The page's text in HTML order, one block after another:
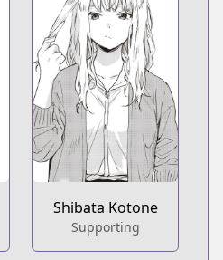
Shibata Kotone
Supporting